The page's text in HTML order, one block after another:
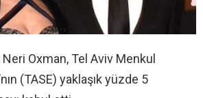
Oxman, Tel Aviv Menkul
(TASE) yaklaşık yüzde 5